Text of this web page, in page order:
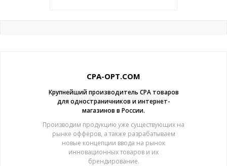
CPA-OPT.COM
Крупнейший производитель CPA товаров
для одностраничников и интернет-
магазинов в России.
Производим продукцию уже существующих на
рынке офферов, а также разрабатываем
новые концепции ввода на рынок
инновационных товаров и их
брендирование.